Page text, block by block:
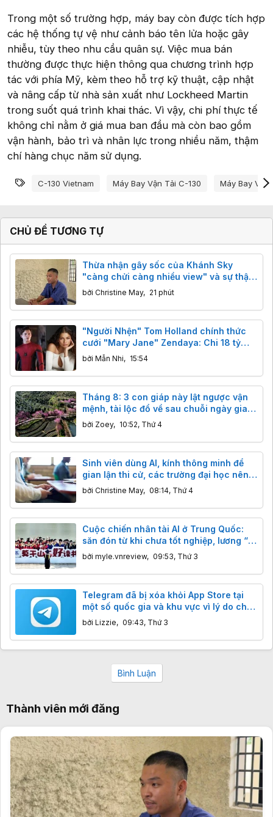
Trong một số trường hợp, máy bay còn được tích hợp
các hệ thống tự vệ như cảnh báo tên lửa hoặc gây
nhiễu, tùy theo nhu cầu quân sự. Việc mua bán
thường được thực hiện thông qua chương trình hợp
tác với phía Mỹ, kèm theo hỗ trợ kỹ thuật, cập nhật
và nâng cấp từ nhà sản xuất như Lockheed Martin
trong suốt quá trình khai thác. Vì vậy, chi phí thực tế
không chỉ nằm ở giá mua ban đầu mà còn bao gồm
vận hành, bảo trì và nhân lực trong nhiều năm, thậm
chí hàng chục năm sử dụng.
Từ khóa
C-130 Vietnam Máy Bay Vận Tải C-130 Máy Bay Vận
CHỦ ĐỀ TƯƠNG TỰ
Thừa nhận gây sốc của Khánh Sky
"càng chửi càng nhiều view" và sự thật
cần biết
bởi Christine May, 21 phút
"Người Nhện" Tom Holland chính thức
cưới "Mary Jane" Zendaya: Chi 18 tỷ
bao trọn điền trang, khách đến dự không
được mang điện thoại
bởi Mẫn Nhi, 15:54
Tháng 8: 3 con giáp này lật ngược vận
mệnh, tài lộc đổ về sau chuỗi ngày gian
nan.
bởi Zoey, 10:52, Thứ 4
Sinh viên dùng AI, kính thông minh để
gian lận thi cử, các trường đại học nên
làm gì?
bởi Christine May, 08:14, Thứ 4
Cuộc chiến nhân tài AI ở Trung Quốc:
săn đón từ khi chưa tốt nghiệp, lương “x”
16 lần
bởi myle.vnreview, 09:53, Thứ 3
Telegram đã bị xóa khỏi App Store tại
một số quốc gia và khu vực vì lý do chưa
rõ
bởi Lizzie, 09:43, Thứ 3
Bình Luận
Thành viên mới đăng